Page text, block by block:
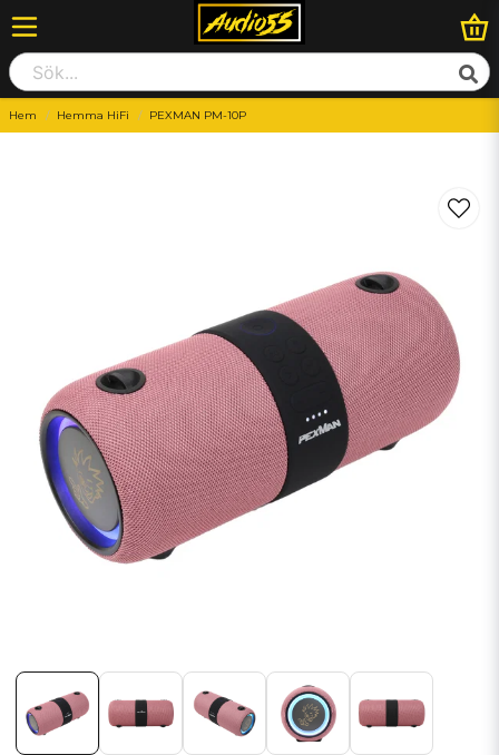
Hem Hemma HiFi PEXMAN PM-10P